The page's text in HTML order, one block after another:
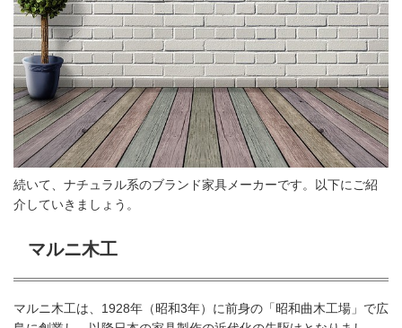
続いて、ナチュラル系のブランド家具メーカーです。以下にご紹
介していきましょう。
マルニ木工
マルニ木工は、1928年（昭和3年）に前身の「昭和曲木工場」で広